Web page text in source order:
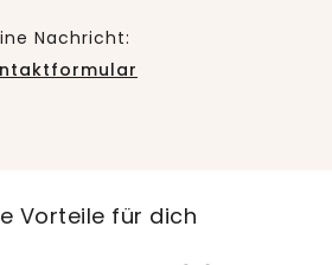
Nachricht:
Vorteile für dich